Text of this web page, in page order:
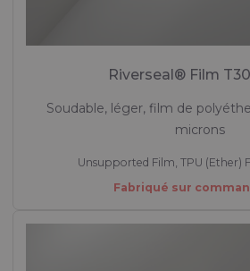
Riverseal® Film
Soudable, léger, film de
microns
Unsupported Film, TPU (Ether)
Fabriqué sur